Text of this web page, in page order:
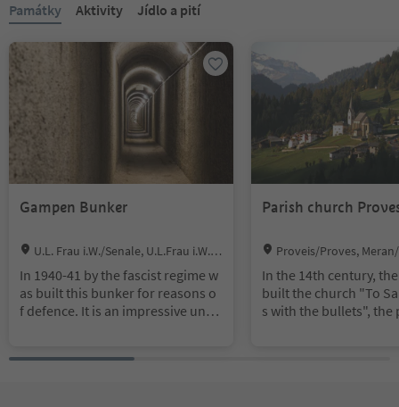
Památky Aktivity Jídlo a pití
Gampen Bunker
Location:
U.L. Frau i.W./Senale, U.L.Frau i.W.-S
and environs
In 1940-41 by the fascist regime w
as built this bunker for reasons o
f defence. It is an impressive unde
ls, that joins shooting ranges and
Parish church
Location:
Proveis/Proves,
In the 14th century,
built the church "To
s with the bullets", the